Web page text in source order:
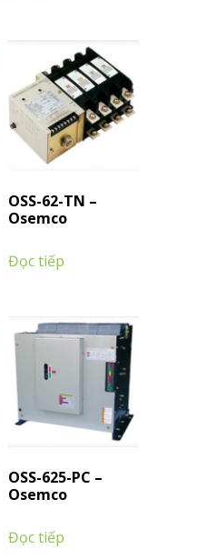
OSS-62-TN –
Osemco
Đọc tiếp
OSS-625-PC –
Osemco
Đọc tiếp